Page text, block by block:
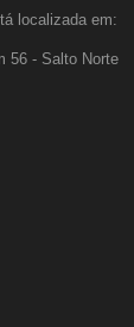
localizada em:
56 - Salto Norte